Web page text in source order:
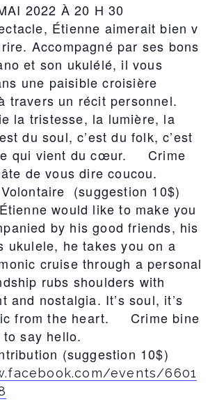
2022 À 20 H 30
Étienne aimerait bien v
Accompagné par ses bons
et son ukulélé, il vous
une paisible croisière
travers un récit personnel.
la tristesse, la lumière, la
du soul, c’est du folk, c’est
qui vient du cœur. Crime
de vous dire coucou.
(suggestion 10$)
would like to make you
by his good friends, his
ukulele, he takes you on a
cruise through a personal
rubs shoulders with
and nostalgia. It’s soul, it’s
from the heart. Crime bine
to say hello.
(suggestion 10$)
events/6601